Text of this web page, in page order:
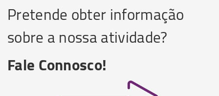
Pretende obter informação
sobre a nossa atividade?
Fale Connosco!